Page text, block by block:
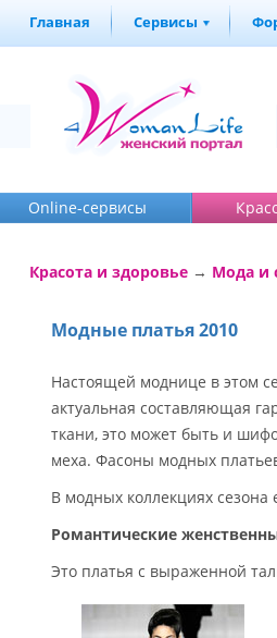
Главная Сервисы
Online-cервисы
Красота и здоровье → Мода и
Модные платья 2010
Настоящей моднице в этом
актуальная составляющая
ткани, это может быть и
меха. Фасоны модных
В модных коллекциях сезона
Романтические
Это платья с выраженной